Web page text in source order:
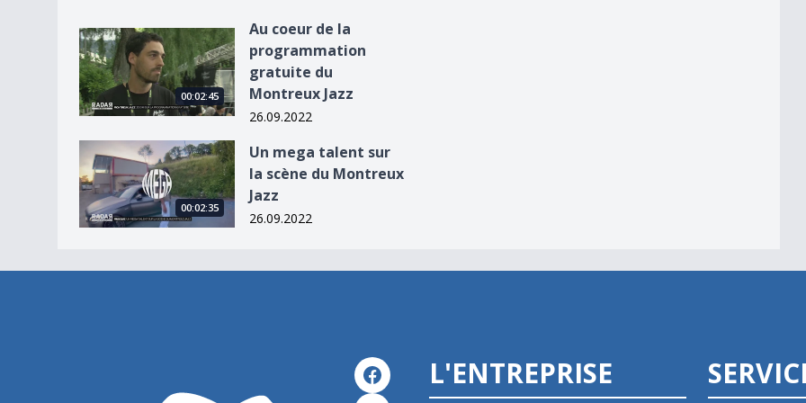
Au coeur de la programmation gratuite du Montreux Jazz
00:02:45
Au coeur de la
programmation
gratuite du
Montreux Jazz
26.09.2022
Un mega talent sur la scène du Montreux Jazz
00:02:35
Un mega talent sur
la scène du Montreux
Jazz
26.09.2022
L'ENTREPRISE